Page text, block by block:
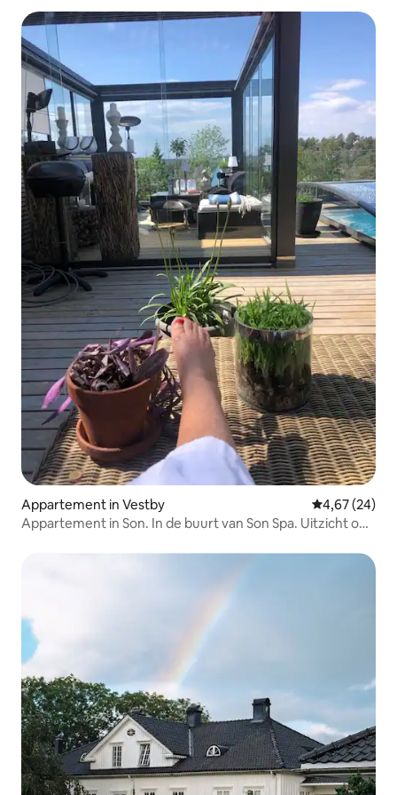
Appartement in Vestby Gemiddelde
4,67 (24)
Appartement in Son. In de buurt van Son Spa. Uitzicht op